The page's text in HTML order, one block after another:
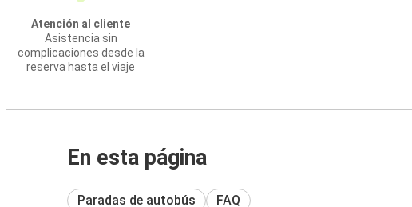
Atención al cliente
Asistencia sin
complicaciones desde la
reserva hasta el viaje
En esta página
Paradas de autobús FAQ